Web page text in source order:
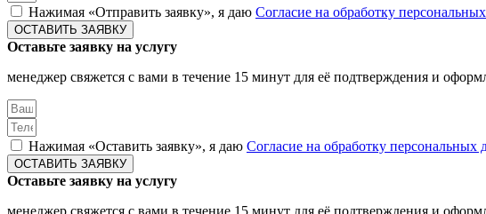
Нажимая «Отправить заявку», я даю Согласие на обработку
ОСТАВИТЬ ЗАЯВКУ
Оставьте заявку на услугу
менеджер свяжется с вами в течение 15 минут для её подтверждения и
Нажимая «Оставить заявку», я даю Согласие на обработку персональных
ОСТАВИТЬ ЗАЯВКУ
Оставьте заявку на услугу
менеджер свяжется с вами в течение 15 минут для её подтверждения и